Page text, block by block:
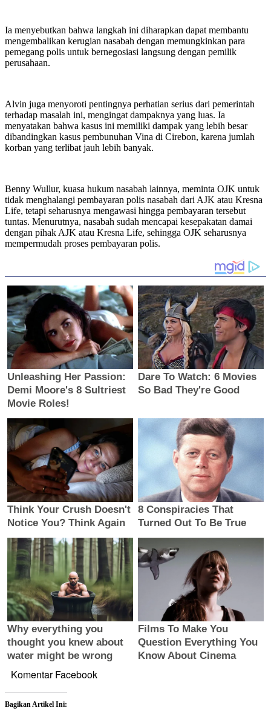
Ia menyebutkan bahwa langkah ini diharapkan dapat membantu
mengembalikan kerugian nasabah dengan memungkinkan para
pemegang polis untuk bernegosiasi langsung dengan pemilik
perusahaan.
Alvin juga menyoroti pentingnya perhatian serius dari pemerintah
terhadap masalah ini, mengingat dampaknya yang luas. Ia
menyatakan bahwa kasus ini memiliki dampak yang lebih besar
dibandingkan kasus pembunuhan Vina di Cirebon, karena jumlah
korban yang terlibat jauh lebih banyak.
Benny Wullur, kuasa hukum nasabah lainnya, meminta OJK untuk
tidak menghalangi pembayaran polis nasabah dari AJK atau Kresna
Life, tetapi seharusnya mengawasi hingga pembayaran tersebut
tuntas. Menurutnya, nasabah sudah mencapai kesepakatan damai
dengan pihak AJK atau Kresna Life, sehingga OJK seharusnya
mempermudah proses pembayaran polis.
Komentar Facebook
Bagikan Artikel Ini: